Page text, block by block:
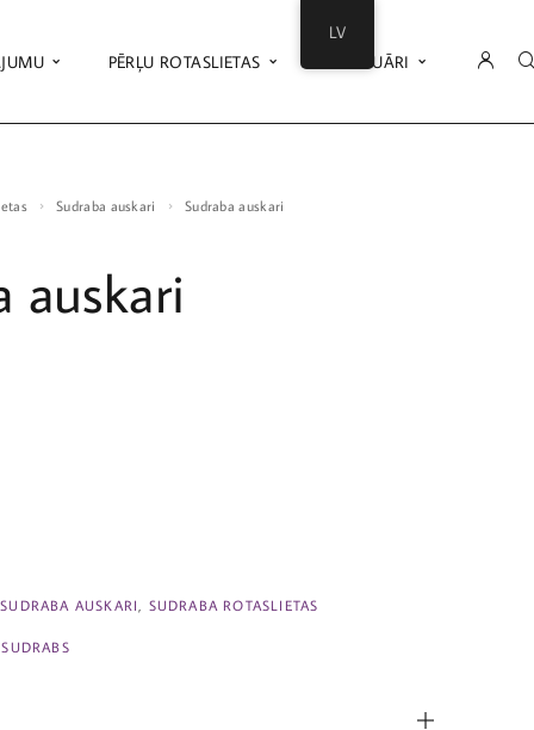
PĒRĻU ROTASLIETAS AKSESUĀRI
Sudraba auskari Sudraba auskari
auskari
,SUDRABA AUSKARI SUDRABA ROTASLIETAS
,SUDRABS
LV